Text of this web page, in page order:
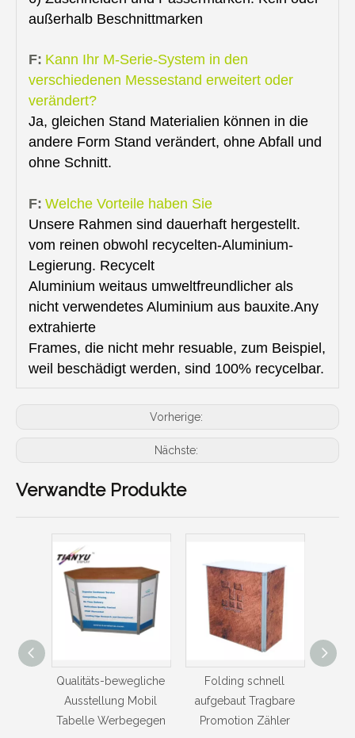
außerhalb Beschnittmarken
F: Kann Ihr M-Serie-System in den
verschiedenen Messestand erweitert oder
verändert?
Ja, gleichen Stand Materialien können in die
andere Form Stand verändert, ohne Abfall und
ohne Schnitt.
F: Welche Vorteile haben Sie
Unsere Rahmen sind dauerhaft hergestellt.
vom reinen obwohl recycelten-Aluminium-
Legierung. Recycelt
Aluminium weitaus umweltfreundlicher als
nicht verwendetes Aluminium aus bauxite.Any
extrahierte
Frames, die nicht mehr resuable, zum Beispiel,
weil beschädigt werden, sind 100% recycelbar.
Vorherige:
Nächste:
Verwandte Produkte
Folding schnell
aufgebaut Tragbare
Promotion Zähler
Heiße Verkaufs-
Werbung Promotion
Tisch Tragbare Zähler